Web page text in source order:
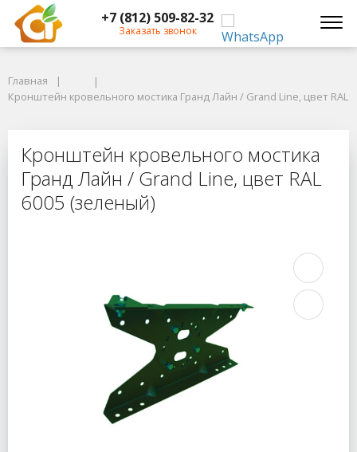
+7 (812) 509-82-32
Заказать звонок
Кронштейн кровельного мостика Гранд Лайн / Grand Line, цвет RAL
Кронштейн кровельного мостика
Главная
Кронштейн кровельного мостика Гранд Лайн / Grand Line, цвет RAL
Кронштейн кровельного мостика
Гранд Лайн / Grand Line, цвет RAL
6005 (зеленый)